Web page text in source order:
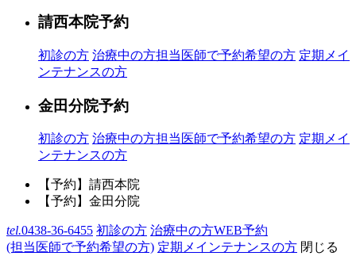
請西本院予約
初診の方 治療中の方担当医師で予約希望の方 定期メイ
ンテナンスの方
金田分院予約
初診の方 治療中の方担当医師で予約希望の方 定期メイ
ンテナンスの方
【予約】請西本院
【予約】金田分院
tel.0438-36-6455 初診の方 治療中の方WEB予約
(担当医師で予約希望の方) 定期メインテナンスの方 閉じる